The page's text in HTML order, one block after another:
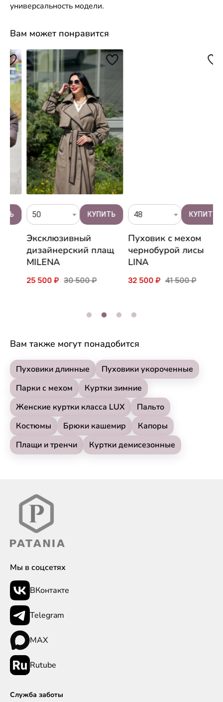
универсальность модели.
Вам может понравится
Эксклюзивный
дизайнерский плащ
MILENA
25 500 ₽ 30 500 ₽
Пуховик c мехом
чернобурой лисы
LINA
32 500 ₽ 41 500 ₽
Вам также могут понадобится
Пуховики длинные
Пуховики укороченные
Парки с мехом
Куртки зимние
Женские куртки класса LUX
Пальто
Костюмы
Брюки кашемир
Капоры
Плащи и тренчи
Куртки демисезонные
Мы в соцсетях
ВКонтакте
Telegram
MAX
Rutube
Служба заботы